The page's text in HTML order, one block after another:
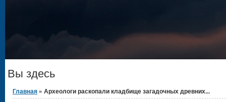
Вы здесь
Главная » Археологи раскопали кладбище загадочных древних...